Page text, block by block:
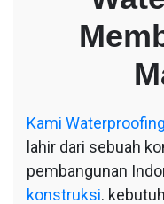
Kami
lahir dari sebuah
pembangunan
konstruksi.